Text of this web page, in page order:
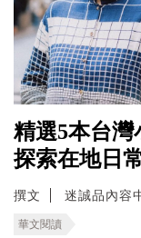
精選5本台灣
探索在地日
撰文 迷誠品內容
華文閱讀